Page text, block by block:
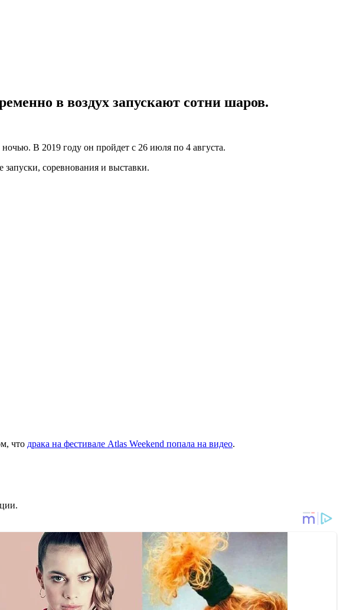
в воздух запускают сотни шаров.
В 2019 году он пройдет с 26 июля по 4 августа.
соревнования и выставки.
что драка на фестивале Atlas Weekend попала на видео.